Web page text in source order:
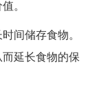
。
间储存食物。
延长食物的保